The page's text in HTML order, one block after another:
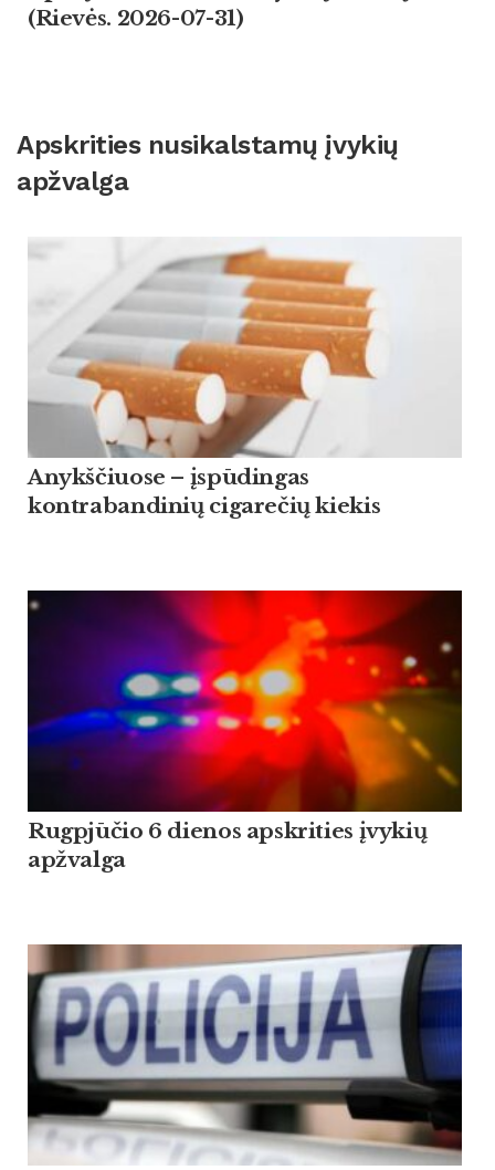
(Rievės. 2026-07-31)
Apskrities nusikalstamų įvykių
apžvalga
Anykščiuose – įspūdingas
kontrabandinių cigarečių kiekis
Rugpjūčio 6 dienos apskrities įvykių
apžvalga